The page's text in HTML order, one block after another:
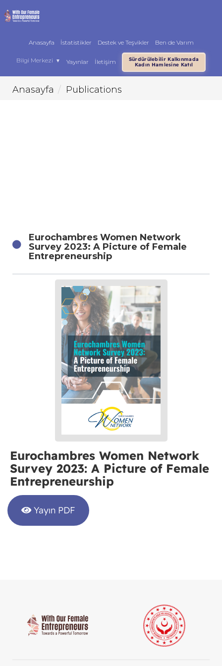
Anasayfa İstatistikler Destek ve Teşvikler Ben de Varım
Bilgi Merkezi ▼ Yayınlar İletişim
Sürdürülebilir Kalkınmada
Kadın Hamlesine Katıl
Anasayfa Publications
Eurochambres Women Network
Survey 2023: A Picture of Female
Entrepreneurship
Eurochambres Women Network
Survey 2023: A Picture of Female
Entrepreneurship
Yayın PDF